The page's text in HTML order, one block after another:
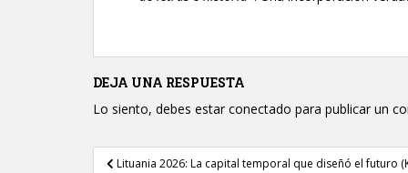
DEJA UNA RESPUESTA
Lo siento, debes estar conectado para publicar un
Navegación
Lituania 2026: La capital temporal que diseñó el futuro